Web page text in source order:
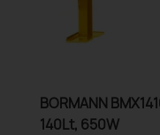
BORMANN
140Lt, 650W